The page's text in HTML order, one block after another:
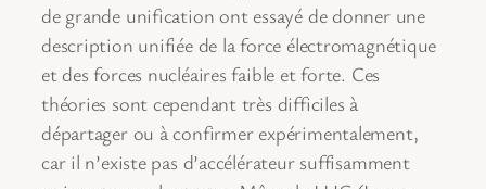
de grande unification ont essayé de donner une
description unifiée de la force électromagnétique
et des forces nucléaires faible et forte. Ces
théories sont cependant très difficiles à
départager ou à confirmer expérimentalement,
car il n’existe pas d’accélérateur suffisamment